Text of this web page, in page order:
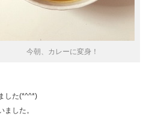
今朝、カレーに変身！
した(*^^*)
ました。